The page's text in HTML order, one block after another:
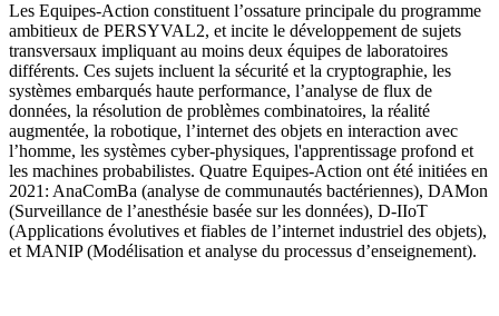
Les Equipes-Action constituent l’ossature principale du programme
ambitieux de PERSYVAL2, et incite le développement de sujets
transversaux impliquant au moins deux équipes de laboratoires
différents. Ces sujets incluent la sécurité et la cryptographie, les
systèmes embarqués haute performance, l’analyse de flux de
données, la résolution de problèmes combinatoires, la réalité
augmentée, la robotique, l’internet des objets en interaction avec
l’homme, les systèmes cyber-physiques, l'apprentissage profond et
les machines probabilistes. Quatre Equipes-Action ont été initiées en
2021: AnaComBa (analyse de communautés bactériennes), DAMon
(Surveillance de l’anesthésie basée sur les données), D-IIoT
(Applications évolutives et fiables de l’internet industriel des objets),
et MANIP (Modélisation et analyse du processus d’enseignement).